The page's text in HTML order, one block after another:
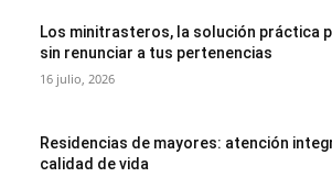
Los minitrasteros, la solución práctica
sin renunciar a tus pertenencias
16 julio, 2026
Residencias de mayores: atención
calidad de vida